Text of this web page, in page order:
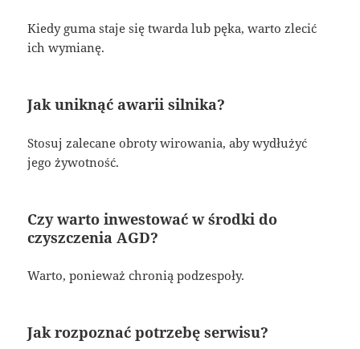
Kiedy guma staje się twarda lub pęka, warto zlecić
ich wymianę.
Jak uniknąć awarii silnika?
Stosuj zalecane obroty wirowania, aby wydłużyć
jego żywotność.
Czy warto inwestować w środki do
czyszczenia AGD?
Warto, ponieważ chronią podzespoły.
Jak rozpoznać potrzebę serwisu?